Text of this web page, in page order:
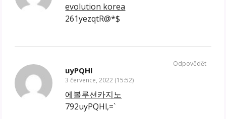
evolution korea
261yezqtR@*$
uyPQHl
3 července, 2022 (15:52)
에볼루션카지노
792uyPQHl,=`
Odpovědět